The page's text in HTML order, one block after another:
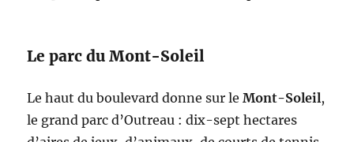
Le parc du Mont-Soleil
Le haut du boulevard donne sur leMont-Soleil,
le grand parc d’Outreau : dix-sept hectares